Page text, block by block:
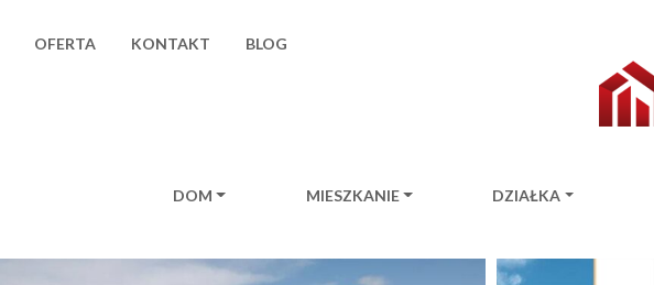
OFERTA KONTAKT BLOG
DOM MIESZKANIE DZIAŁKA